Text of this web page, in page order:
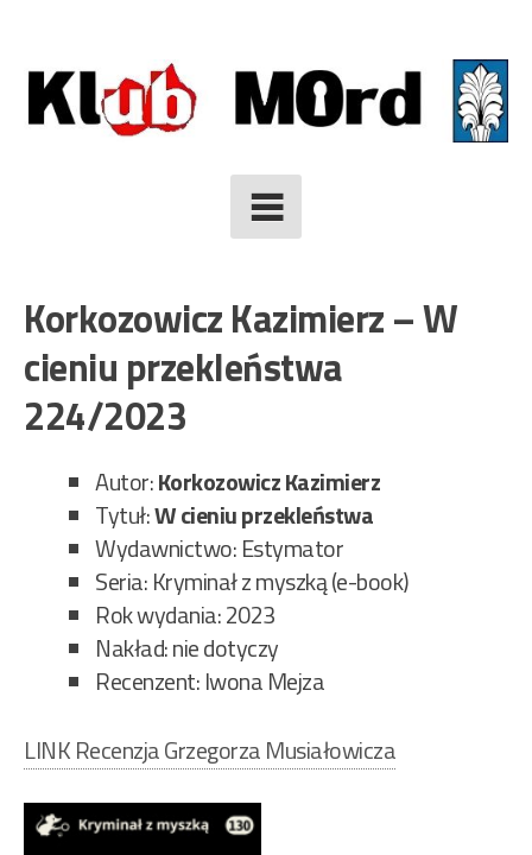
to
content
Korkozowicz Kazimierz – W
cieniu przekleństwa
224/2023
Autor:Korkozowicz Kazimierz
Tytuł:W cieniu przekleństwa
Wydawnictwo: Estymator
Seria: Kryminał z myszką (e-book)
Rok wydania: 2023
Nakład: nie dotyczy
Recenzent: Iwona Mejza
LINK Recenzja Grzegorza Musiałowicza